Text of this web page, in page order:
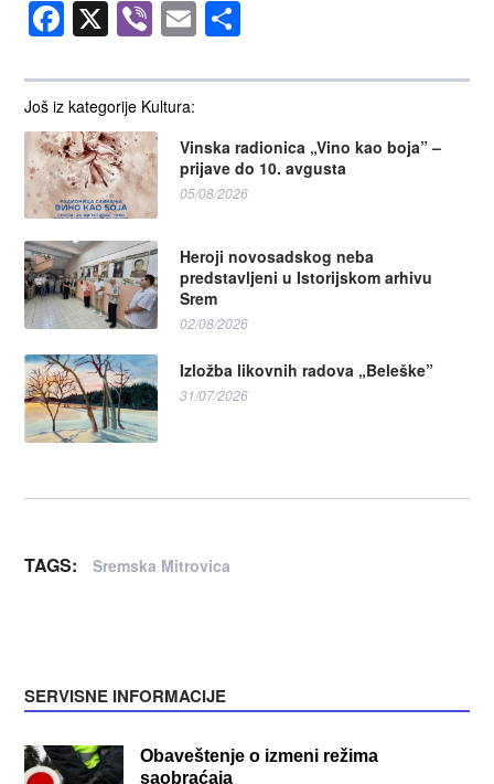
Još iz kategorije Kultura:
Vinska radionica „Vino kao boja” –
prijave do 10. avgusta
05/08/2026
Heroji novosadskog neba
predstavljeni u Istorijskom arhivu
Srem
02/08/2026
Izložba likovnih radova „Beleške”
31/07/2026
Facebook
X Viber
Email
TAGS: Sremska Mitrovica
SERVISNE INFORMACIJE
Obaveštenje o izmeni režima
saobraćaja